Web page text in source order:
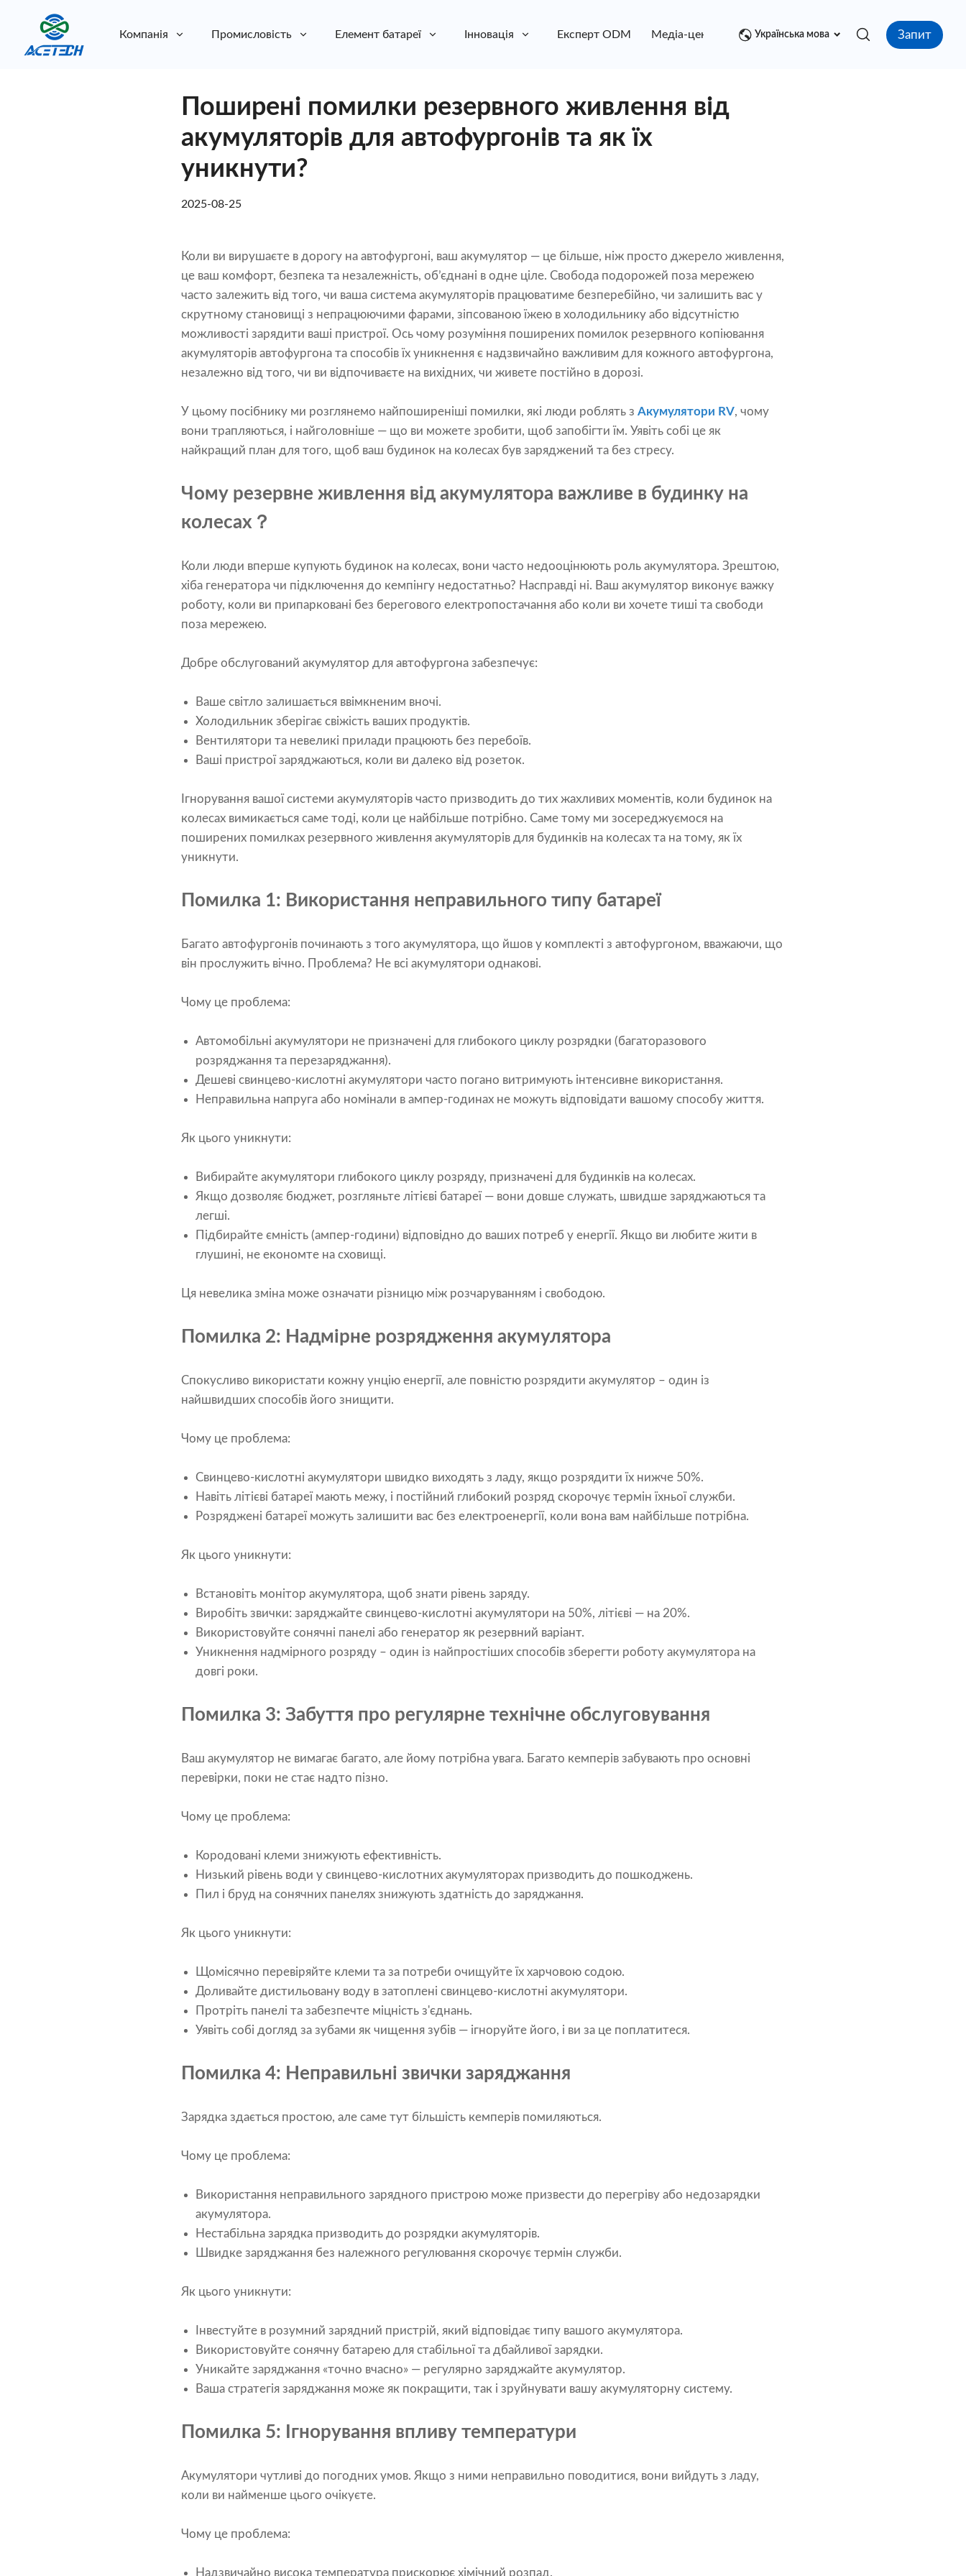
Компанія Промисловість Елемент батареї Інновація Експерт ODM Медіа-центр контакт
Українська мова Запит
Поширені помилки резервного живлення від
акумуляторів для автофургонів та як їх
уникнути?
2025-08-25
Коли ви вирушаєте в дорогу на автофургоні, ваш акумулятор — це більше, ніж просто джерело живлення,
це ваш комфорт, безпека та незалежність, об’єднані в одне ціле. Свобода подорожей поза мережею
часто залежить від того, чи ваша система акумуляторів працюватиме безперебійно, чи залишить вас у
скрутному становищі з непрацюючими фарами, зіпсованою їжею в холодильнику або відсутністю
можливості зарядити ваші пристрої. Ось чому розуміння поширених помилок резервного копіювання
акумуляторів автофургона та способів їх уникнення є надзвичайно важливим для кожного автофургона,
незалежно від того, чи ви відпочиваєте на вихідних, чи живете постійно в дорозі.
У цьому посібнику ми розглянемо найпоширеніші помилки, які люди роблять з Акумулятори RV, чому
вони трапляються, і найголовніше — що ви можете зробити, щоб запобігти їм. Уявіть собі це як
найкращий план для того, щоб ваш будинок на колесах був заряджений та без стресу.
Чому резервне живлення від акумулятора важливе в будинку на
колесах？
Коли люди вперше купують будинок на колесах, вони часто недооцінюють роль акумулятора. Зрештою,
хіба генератора чи підключення до кемпінгу недостатньо? Насправді ні. Ваш акумулятор виконує важку
роботу, коли ви припарковані без берегового електропостачання або коли ви хочете тиші та свободи
поза мережею.
Добре обслугований акумулятор для автофургона забезпечує:
Ваше світло залишається ввімкненим вночі.
Холодильник зберігає свіжість ваших продуктів.
Вентилятори та невеликі прилади працюють без перебоїв.
Ваші пристрої заряджаються, коли ви далеко від розеток.
Ігнорування вашої системи акумуляторів часто призводить до тих жахливих моментів, коли будинок на
колесах вимикається саме тоді, коли це найбільше потрібно. Саме тому ми зосереджуємося на
поширених помилках резервного живлення акумуляторів для будинків на колесах та на тому, як їх
уникнути.
Помилка 1: Використання неправильного типу батареї
Багато автофургонів починають з того акумулятора, що йшов у комплекті з автофургоном, вважаючи, що
він прослужить вічно. Проблема? Не всі акумулятори однакові.
Чому це проблема:
Автомобільні акумулятори не призначені для глибокого циклу розрядки (багаторазового
розряджання та перезаряджання).
Дешеві свинцево-кислотні акумулятори часто погано витримують інтенсивне використання.
Неправильна напруга або номінали в ампер-годинах не можуть відповідати вашому способу життя.
Як цього уникнути:
Вибирайте акумулятори глибокого циклу розряду, призначені для будинків на колесах.
Якщо дозволяє бюджет, розгляньте літієві батареї — вони довше служать, швидше заряджаються та
легші.
Підбирайте ємність (ампер-години) відповідно до ваших потреб у енергії. Якщо ви любите жити в
глушині, не економте на сховищі.
Ця невелика зміна може означати різницю між розчаруванням і свободою.
Помилка 2: Надмірне розрядження акумулятора
Спокусливо використати кожну унцію енергії, але повністю розрядити акумулятор – один із
найшвидших способів його знищити.
Чому це проблема:
Свинцево-кислотні акумулятори швидко виходять з ладу, якщо розрядити їх нижче 50%.
Навіть літієві батареї мають межу, і постійний глибокий розряд скорочує термін їхньої служби.
Розряджені батареї можуть залишити вас без електроенергії, коли вона вам найбільше потрібна.
Як цього уникнути:
Встановіть монітор акумулятора, щоб знати рівень заряду.
Виробіть звички: заряджайте свинцево-кислотні акумулятори на 50%, літієві — на 20%.
Використовуйте сонячні панелі або генератор як резервний варіант.
Уникнення надмірного розряду – один із найпростіших способів зберегти роботу акумулятора на
довгі роки.
Помилка 3: Забуття про регулярне технічне обслуговування
Ваш акумулятор не вимагає багато, але йому потрібна увага. Багато кемперів забувають про основні
перевірки, поки не стає надто пізно.
Чому це проблема:
Кородовані клеми знижують ефективність.
Низький рівень води у свинцево-кислотних акумуляторах призводить до пошкоджень.
Пил і бруд на сонячних панелях знижують здатність до заряджання.
Як цього уникнути:
Щомісячно перевіряйте клеми та за потреби очищуйте їх харчовою содою.
Доливайте дистильовану воду в затоплені свинцево-кислотні акумулятори.
Протріть панелі та забезпечте міцність з'єднань.
Уявіть собі догляд за зубами як чищення зубів — ігноруйте його, і ви за це поплатитеся.
Помилка 4: Неправильні звички заряджання
Зарядка здається простою, але саме тут більшість кемперів помиляються.
Чому це проблема:
Використання неправильного зарядного пристрою може призвести до перегріву або недозарядки
акумулятора.
Нестабільна зарядка призводить до розрядки акумуляторів.
Швидке заряджання без належного регулювання скорочує термін служби.
Як цього уникнути:
Інвестуйте в розумний зарядний пристрій, який відповідає типу вашого акумулятора.
Використовуйте сонячну батарею для стабільної та дбайливої ​​зарядки.
Уникайте заряджання «точно вчасно» — регулярно заряджайте акумулятор.
Ваша стратегія заряджання може як покращити, так і зруйнувати вашу акумуляторну систему.
Помилка 5: Ігнорування впливу температури
Акумулятори чутливі до погодних умов. Якщо з ними неправильно поводитися, вони вийдуть з ладу,
коли ви найменше цього очікуєте.
Чому це проблема:
Надзвичайно висока температура прискорює хімічний розпад.